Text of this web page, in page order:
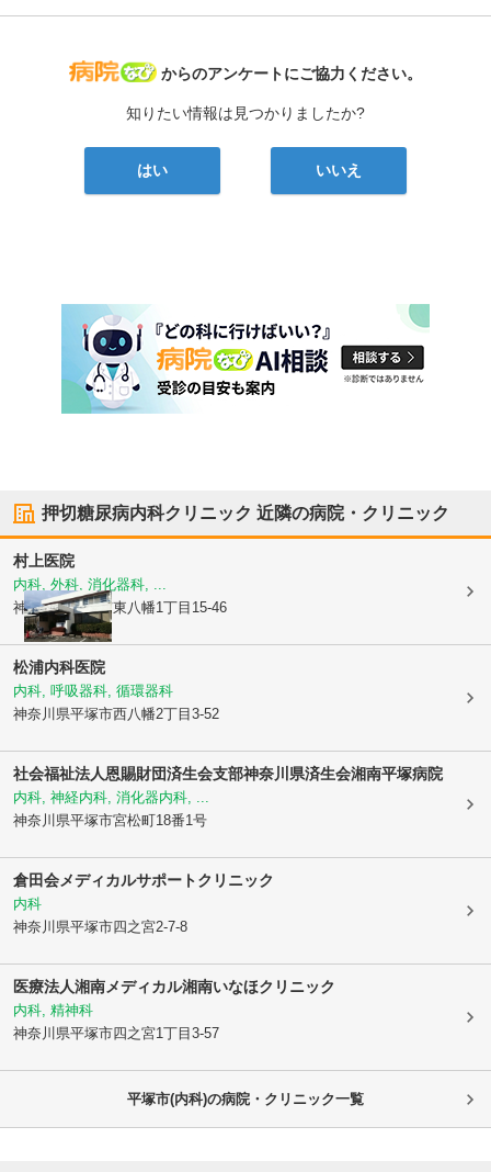
病院なび
からのアンケートにご協力ください。
知りたい情報は見つかりましたか?
はい いいえ
押切糖尿病内科クリニック 近隣の病院・クリニック
村上医院
内科, 外科, 消化器科, ...
神奈川県平塚市東八幡1丁目15-46
松浦内科医院
内科, 呼吸器科, 循環器科
神奈川県平塚市西八幡2丁目3-52
社会福祉法人恩賜財団済生会支部神奈川県済生会湘南平塚病院
内科, 神経内科, 消化器内科, ...
神奈川県平塚市宮松町18番1号
倉田会メディカルサポートクリニック
内科
神奈川県平塚市四之宮2-7-8
医療法人湘南メディカル湘南いなほクリニック
内科, 精神科
神奈川県平塚市四之宮1丁目3-57
平塚市(内科)の病院・クリニック一覧